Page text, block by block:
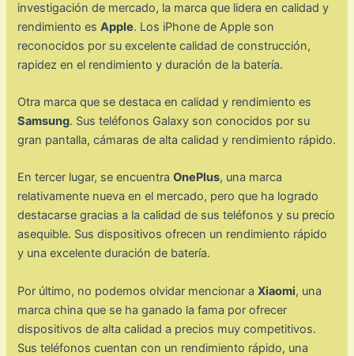
investigación de mercado, la marca que lidera en calidad y
rendimiento esApple. Los iPhone de Apple son
reconocidos por su excelente calidad de construcción,
rapidez en el rendimiento y duración de la batería.
Otra marca que se destaca en calidad y rendimiento es
Samsung. Sus teléfonos Galaxy son conocidos por su
gran pantalla, cámaras de alta calidad y rendimiento rápido.
En tercer lugar, se encuentraOnePlus, una marca
relativamente nueva en el mercado, pero que ha logrado
destacarse gracias a la calidad de sus teléfonos y su precio
asequible. Sus dispositivos ofrecen un rendimiento rápido
y una excelente duración de batería.
Por último, no podemos olvidar mencionar aXiaomi, una
marca china que se ha ganado la fama por ofrecer
dispositivos de alta calidad a precios muy competitivos.
Sus teléfonos cuentan con un rendimiento rápido, una